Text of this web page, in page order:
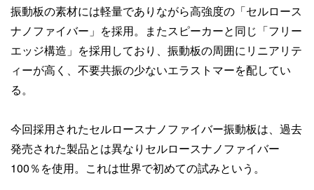
振動板の素材には軽量でありながら高強度の「セルロース
ナノファイバー」を採用。またスピーカーと同じ「フリー
エッジ構造」を採用しており、振動板の周囲にリニアリテ
ィーが高く、不要共振の少ないエラストマーを配してい
る。
今回採用されたセルロースナノファイバー振動板は、過去
発売された製品とは異なりセルロースナノファイバー
100％を使用。これは世界で初めての試みという。